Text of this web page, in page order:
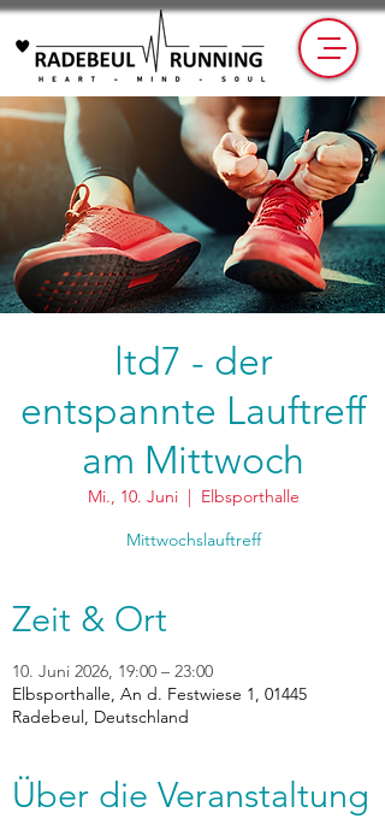
ltd7 - der
entspannte Lauftreff
am Mittwoch
Mi., 10. Juni
  |
Elbsporthalle
Mittwochslauftreff
Zeit & Ort
10. Juni 2026, 19:00 – 23:00
Elbsporthalle, An d. Festwiese 1, 01445
Radebeul, Deutschland
Über die Veranstaltung